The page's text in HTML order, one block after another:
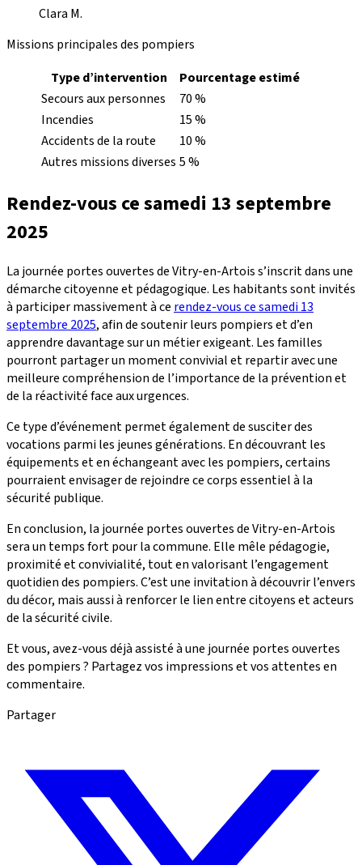
Clara M.
Missions principales des pompiers
Type d’intervention
Pourcentage estimé
Secours aux personnes
70 %
Incendies
15 %
Accidents de la route
10 %
Autres missions diverses 5 %
Rendez-vous ce samedi 13 septembre
2025
La journée portes ouvertes de Vitry-en-Artois s’inscrit dans une
démarche citoyenne et pédagogique. Les habitants sont invités
à participer massivement à ce rendez-vous ce samedi 13
septembre 2025, afin de soutenir leurs pompiers et d’en
apprendre davantage sur un métier exigeant. Les familles
pourront partager un moment convivial et repartir avec une
meilleure compréhension de l’importance de la prévention et
de la réactivité face aux urgences.
Ce type d’événement permet également de susciter des
vocations parmi les jeunes générations. En découvrant les
équipements et en échangeant avec les pompiers, certains
pourraient envisager de rejoindre ce corps essentiel à la
sécurité publique.
En conclusion, la journée portes ouvertes de Vitry-en-Artois
sera un temps fort pour la commune. Elle mêle pédagogie,
proximité et convivialité, tout en valorisant l’engagement
quotidien des pompiers. C’est une invitation à découvrir l’envers
du décor, mais aussi à renforcer le lien entre citoyens et acteurs
de la sécurité civile.
Et vous, avez-vous déjà assisté à une journée portes ouvertes
des pompiers ? Partagez vos impressions et vos attentes en
commentaire.
Partager